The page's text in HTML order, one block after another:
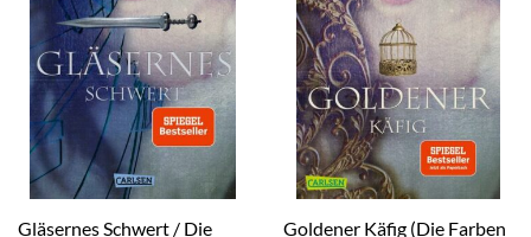
Gläsernes Schwert / Die
Goldener Käfig (Die Farben